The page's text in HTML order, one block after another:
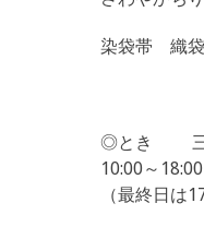
染袋帯 織
◎とき 三月
10:00～18:00
（最終日は